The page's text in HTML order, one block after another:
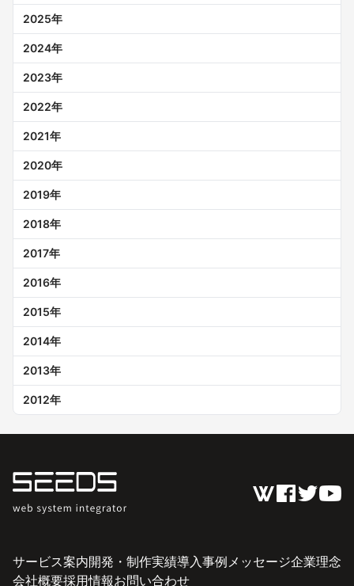
2025年
2024年
2023年
2022年
2021年
2020年
2019年
2018年
2017年
2016年
2015年
2014年
2013年
2012年
サービス案内開発・制作実績導入事例メッセージ企業理念
会社概要採用情報お問い合わせ